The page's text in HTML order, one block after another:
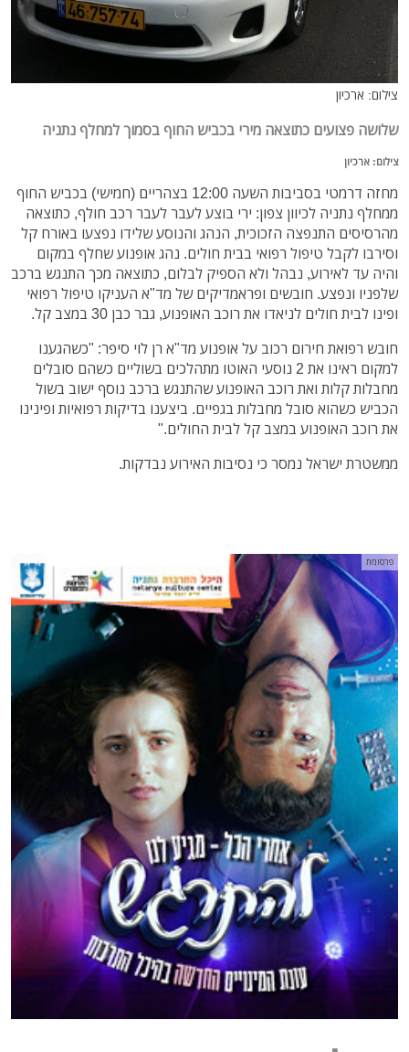
צילום: ארכיון
שלושה פצועים כתוצאה מירי בכביש החוף בסמוך למחלף נתניה
צילום: ארכיון
מחזה דרמטי בסביבות השעה 12:00 בצהריים (חמישי) בכביש החוף
ממחלף נתניה לכיוון צפון: ירי בוצע לעבר לעבר רכב חולף, כתוצאה
מהרסיסים התנפצה הזכוכית, הנהג והנוסע שלידו נפצעו באורח קל
וסירבו לקבל טיפול רפואי בבית חולים. נהג אופנוע שחלף במקום
והיה עד לאירוע, נבהל ולא הספיק לבלום, כתוצאה מכך התנגש ברכב
שלפניו ונפצע. חובשים ופראמדיקים של מד"א העניקו טיפול רפואי
ופינו לבית חולים לניאדו את רוכב האופנוע, גבר כבן 30 במצב קל.
חובש רפואת חירום רכוב על אופנוע מד"א רן לוי סיפר: "כשהגענו
למקום ראינו את 2 נוסעי האוטו מתהלכים בשוליים כשהם סובלים
מחבלות קלות ואת רוכב האופנוע שהתנגש ברכב נוסף ישוב בשול
הכביש כשהוא סובל מחבלות בגפיים. ביצענו בדיקות רפואיות ופינינו
את רוכב האופנוע במצב קל לבית החולים."
ממשטרת ישראל נמסר כי נסיבות האירוע נבדקות.
פרסומת